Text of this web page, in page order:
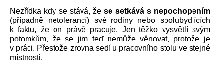
Nezřídka kdy se stává, že se setkává s nepochopením
(případně netolerancí) své rodiny nebo spolubydlících
k faktu, že on právě pracuje. Jen těžko vysvětlí svým
potomkům, že se jim teď nemůže věnovat, protože je
v práci. Přestože zrovna sedí u pracovního stolu ve stejné
místnosti.